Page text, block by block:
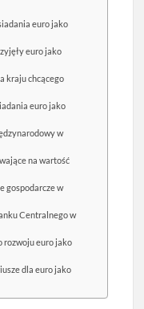
euro jako
euro jako
kraju chcącego
euro jako
w
na wartość
gospodarcze w
Centralnego w
rozwoju euro jako
dla euro jako